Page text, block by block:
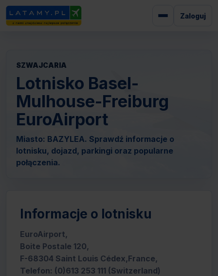
Zaloguj
SZWAJCARIA
Lotnisko Basel-
Mulhouse-Freiburg
EuroAirport
Miasto: BAZYLEA. Sprawdź informacje o
lotnisku, dojazd, parkingi oraz popularne
połączenia.
Informacje o lotnisku
EuroAirport,
Boite Postale 120,
F-68304 Saint Louis Cédex,France,
Telefon: (0)613 253 111 (Switzerland)